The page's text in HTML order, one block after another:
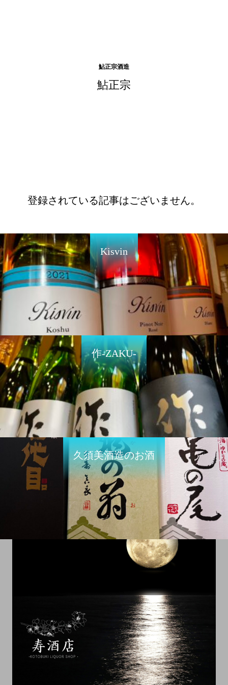
鮎正宗酒造
鮎正宗
登録されている記事はございません。
Kisvin
作-ZAKU-
久須美酒造のお酒